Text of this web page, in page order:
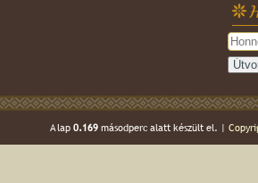
A lap 0.169másodperc alatt készült el. |